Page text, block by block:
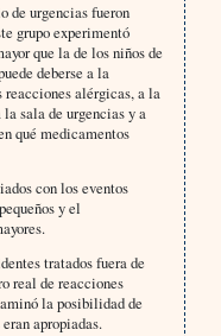
de urgencias fueron
grupo experimentó
que la de los niños de
deberse a la
reacciones alérgicas, a la
sala de urgencias y a
qué medicamentos
con los eventos
y el
tratados fuera de
real de reacciones
la posibilidad de
apropiadas.